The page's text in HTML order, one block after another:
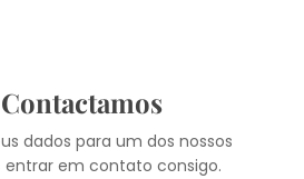
dados para um dos nossos
entrar em contato consigo.